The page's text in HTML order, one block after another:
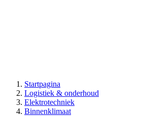
Startpagina
Logistiek & onderhoud
Elektrotechniek
Binnenklimaat